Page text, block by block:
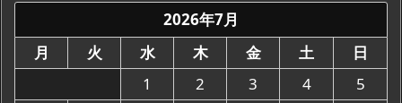
2026年7月
月
火 水 木 金 土
日
1
2 3 4
5